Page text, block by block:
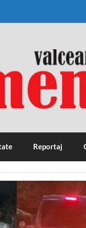
Reportaj